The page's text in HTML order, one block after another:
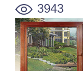
3943